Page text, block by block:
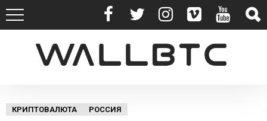
КРИПТОВАЛЮТА РОССИЯ